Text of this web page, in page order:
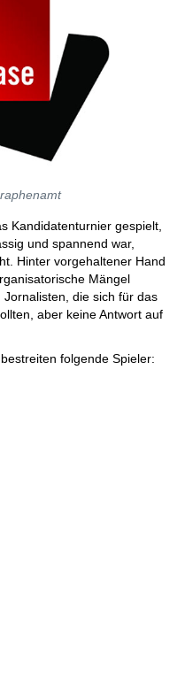
Kandidatenturnier gespielt,
und spannend war,
Hinter vorgehaltener Hand
Mängel
die sich für das
aber keine Antwort auf
folgende Spieler: